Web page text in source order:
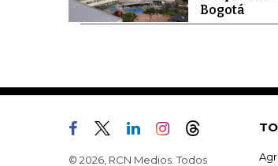
Bogotá
© 2026, RCN Medios. Todos